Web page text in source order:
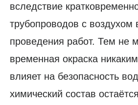
вследствие
трубопроводов с воздухом
проведения работ. Тем не
временная окраска
влияет на безопасность
химический состав